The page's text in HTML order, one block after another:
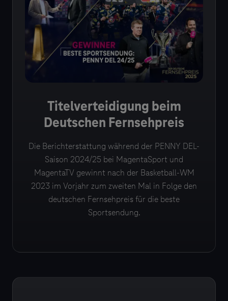
Titelverteidigung beim
Deutschen Fernsehpreis
Die Berichterstattung während der PENNY DEL-
Saison 2024/25 bei MagentaSport und
MagentaTV gewinnt nach der Basketball-WM
2023 im Vorjahr zum zweiten Mal in Folge den
deutschen Fernsehpreis für die beste
Sportsendung.